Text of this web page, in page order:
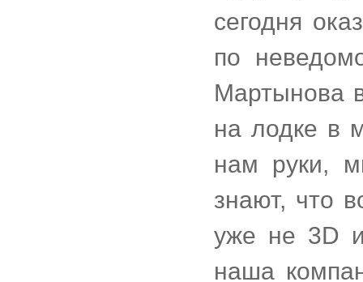
сегодня
по
Мартынова
на лодке в
нам руки,
знают, что
уже не 3D
наша